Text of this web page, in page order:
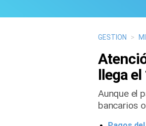
GESTION >
llega
Aunque el
bancarios